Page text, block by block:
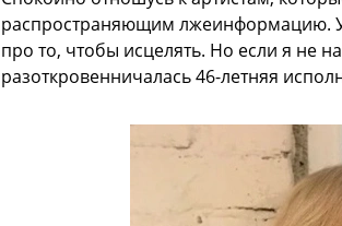
распространяющим лжеинформацию.
про то, чтобы исцелять. Но если я не
разоткровенничалась 46-летняя